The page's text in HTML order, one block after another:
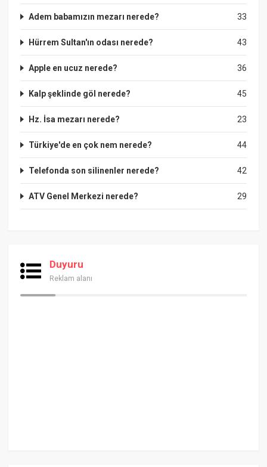
33
Adem babamızın mezarı nerede?
43
Hürrem Sultan'ın odası nerede?
36
Apple en ucuz nerede?
45
Kalp şeklinde göl nerede?
23
Hz. İsa mezarı nerede?
44
Türkiye'de en çok nem nerede?
42
Telefonda son silinenler nerede?
29
ATV Genel Merkezi nerede?
Duyuru
Reklam alanı